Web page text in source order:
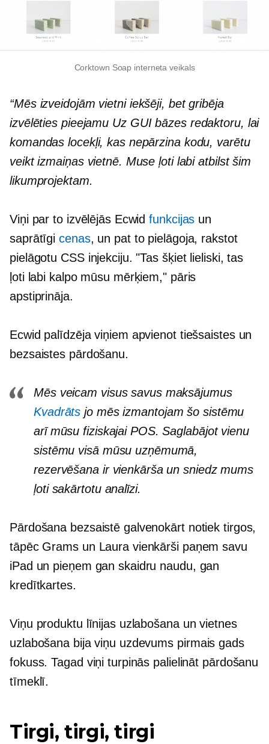
Corktown Soap interneta veikals
“Mēs izveidojām vietni iekšēji, bet gribēja
izvēlēties pieejamu Uz GUI bāzesredaktoru, lai
komandas locekļi, kas nepārzina kodu, varētu
veikt izmaiņas vietnē. Muse ļoti labi atbilst šim
likumprojektam.
Viņi par to izvēlējās Ecwidfunkcijas un
saprātīgicenas, un pat to pielāgoja, rakstot
pielāgotu CSS injekciju. "Tas šķiet lieliski, tas
ļoti labi kalpo mūsu mērķiem," pāris
apstiprināja.
Ecwid palīdzēja viņiem apvienot tiešsaistes un
bezsaistes pārdošanu.
Mēs veicam visus savus maksājumus
Kvadrāts jo mēs izmantojam šo sistēmu
arī mūsu fiziskajai POS. Saglabājot vienu
sistēmu visā mūsu uzņēmumā,
rezervēšana ir vienkārša un sniedz mums
ļoti sakārtotu analīzi.
Pārdošana bezsaistē galvenokārt notiek tirgos,
tāpēc Grams un Laura vienkārši paņem savu
iPad un pieņem gan skaidru naudu, gan
kredītkartes.
Viņu produktu līnijas uzlabošana un vietnes
uzlabošana bija viņu uzdevums pirmais gads
fokuss. Tagad viņi turpinās palielināt pārdošanu
tīmeklī.
Tirgi, tirgi, tirgi